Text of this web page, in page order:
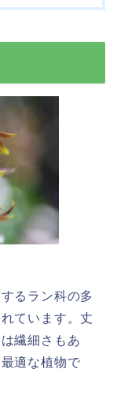
るラン科の多
ています。丈
繊細さもあ
適な植物で